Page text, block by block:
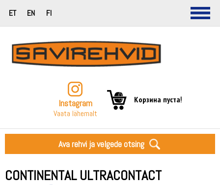
ET EN FI
Instagram
Vaata lähemalt
Корзина пуста!
Ava rehvi ja velgede otsing
CONTINENTAL ULTRACONTACT